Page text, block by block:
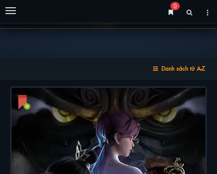
Menu
0
Danh sách từ A-Z